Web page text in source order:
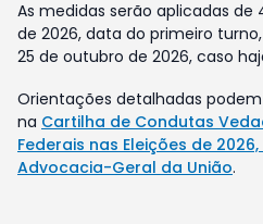
As medidas serão aplicadas
de 2026, data do primeiro
25 de outubro de 2026, caso
Orientações detalhadas
na Cartilha de Condutas
Federais nas Eleições de
Advocacia-Geral da União.